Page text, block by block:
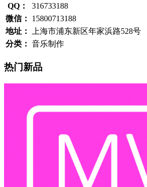
QQ：
316733188
微信：
15800713188
地址：
上海市浦东新区年家浜路528号
分类： 音乐制作
热门新品